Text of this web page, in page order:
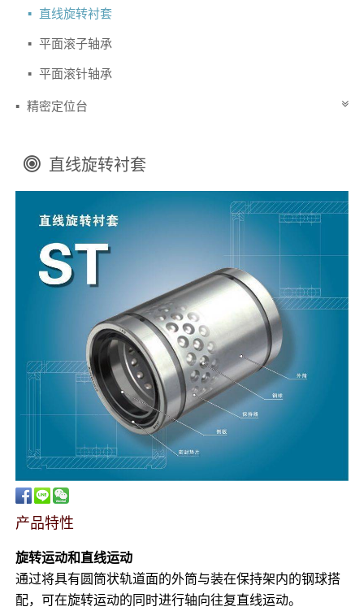
直线旋转衬套
平面滚子轴承
平面滚针轴承
精密定位台
直线旋转衬套
产品特性
旋转运动和直线运动
通过将具有圆筒状轨道面的外筒与装在保持架内的钢球搭
配，可在旋转运动的同时进行轴向往复直线运动。